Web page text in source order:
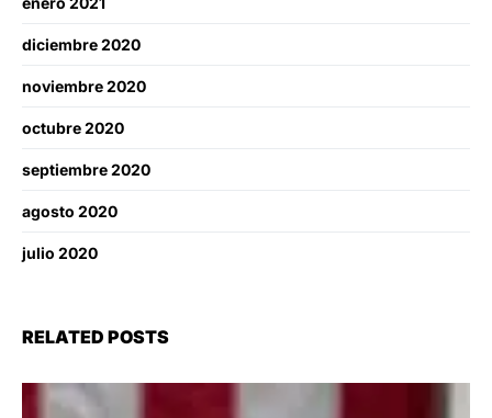
diciembre 2020
noviembre 2020
octubre 2020
septiembre 2020
agosto 2020
julio 2020
RELATED POSTS